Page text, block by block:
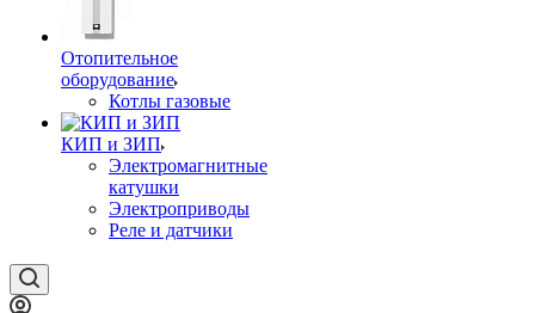
Отопительное
оборудование
Котлы газовые
КИП и ЗИП
Электромагнитные
катушки
Электроприводы
Реле и датчики